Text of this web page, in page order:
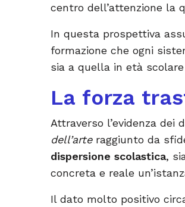
centro dell’attenzione la
In questa prospettiva
formazione che ogni
sia a quella in età
La forza
Attraverso l’evidenza
dell’arteraggiunto da
dispersione scolastica,
concreta e reale
Il dato molto positivo